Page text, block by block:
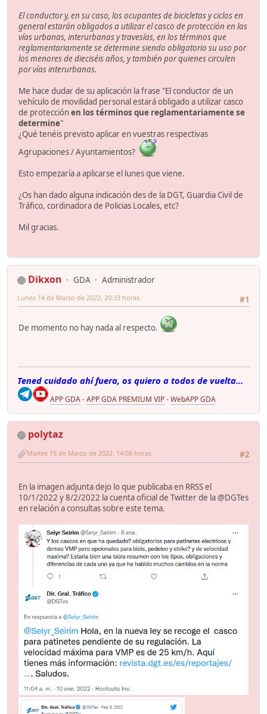
El conductor y, en su caso, los ocupantes de bicicletas y ciclos en
general estarán obligados a utilizar el casco de protección en las
vías urbanas, interurbanas y travesías, en los términos que
reglamentariamente se determine siendo obligatorio su uso por
los menores de dieciséis años, y también por quienes circulen
por vías interurbanas.
Me hace dudar de su aplicación la frase "El conductor de un
vehículo de movilidad personal estará obligado a utilizar casco
de protecciónen los términos que reglamentariamente se
determine"
¿Qué tenéis previsto aplicar en vuestras respectivas
Agrupaciones / Ayuntamientos?
Esto empezaría a aplicarse el lunes que viene.
¿Os han dado alguna indicación des de la DGT, Guardia Civil de
Tráfico, cordinadora de Policias Locales, etc?
Mil gracias.
Dikxon GDA
Administrador
#1
Lunes 14 de Marzo de 2022. 20:33 horas.
De momento no hay nada al respecto.
Tened cuidado ahí fuera, os quiero a todos de vuelta...
APP GDA-APP GDA PREMIUM VIP-WebAPP GDA
polytaz
#2
Martes 15 de Marzo de 2022. 14:08 horas.
En la imagen adjunta dejo lo que publicaba en RRSS el
10/1/2022 y 8/2/2022 la cuenta oficial de Twitter de la @DGTes
en relación a consultas sobre este tema.